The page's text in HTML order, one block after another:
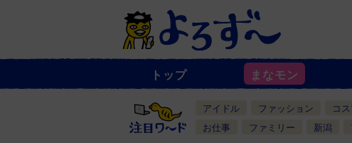
ュ
一
覧
トップ まなモン
アイドル ファッション コ
お仕事
ファミリー 新潟